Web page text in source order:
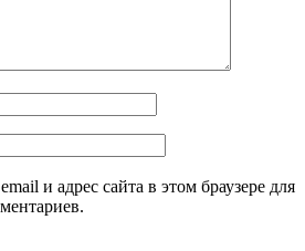
и адрес сайта в этом браузере для